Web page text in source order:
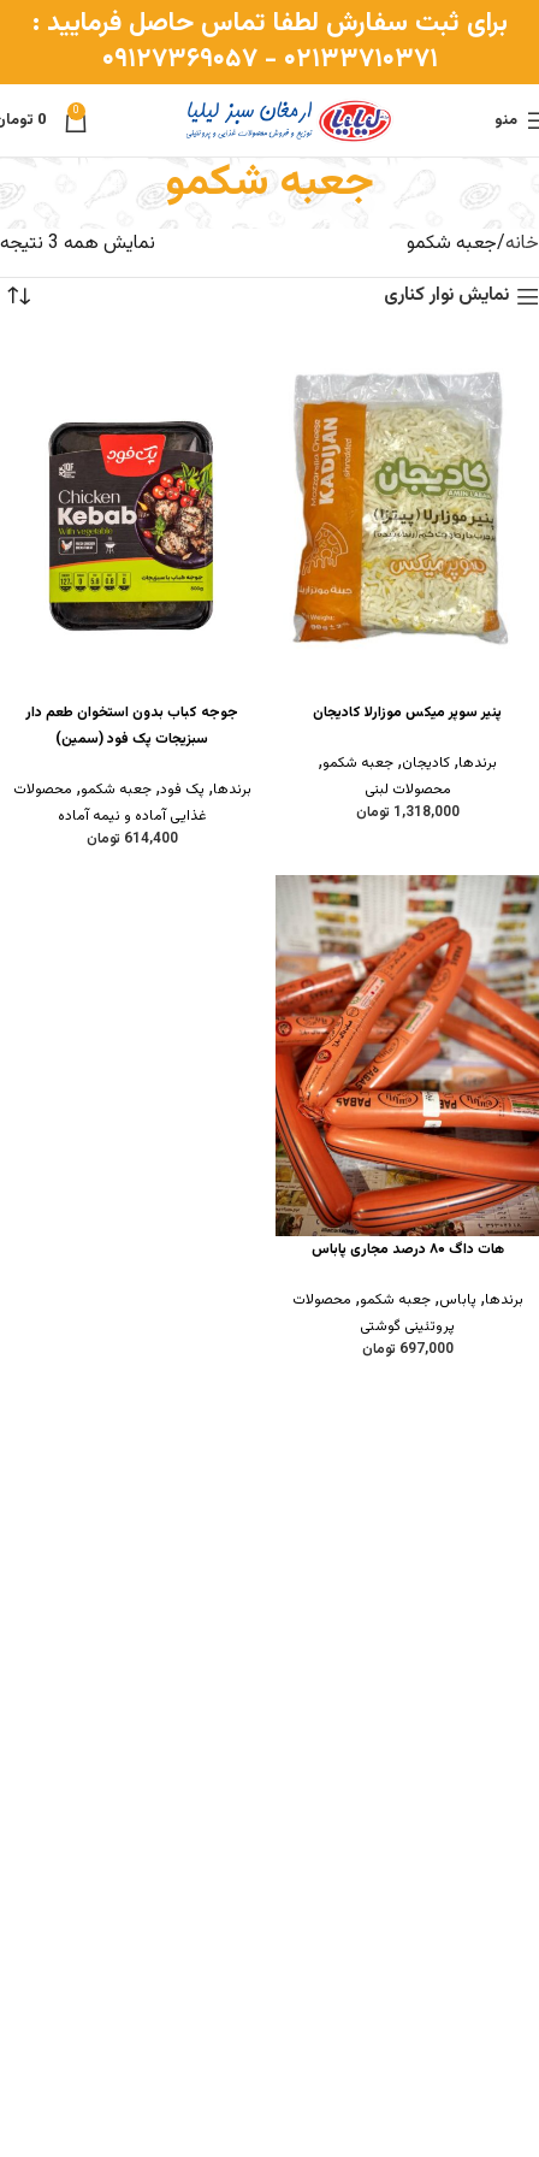
برای ثبت سفارش لطفا تماس حاصل فرمایید :
۰۲۱۳۳۷۱۰۳۷۱ - ۰۹۱۲۷۳۶۹۰۵۷
منو 0
0
جعبه شکمو
دسته بندی‌ها
خانه جعبه شکمو
نمایش همه 3 نتیجه
نمایش نوار کناری
پنیر سوپر میکس موزارلا کادیجان
برندها,کادیجان,جعبه شکمو,
محصولات لبنی
1,318,000 تومان
جوجه کباب بدون استخوان طعم دار
سبزیجات پک فود (سمین)
برندها, پک فود,جعبه شکمو, محصولات
غذایی آماده و نیمه آماده
614,400 تومان
هات داگ ۸۰ درصد مجاری پاباس
برندها, پاباس,جعبه شکمو, محصولات
پروتئینی گوشتی
697,000 تومان